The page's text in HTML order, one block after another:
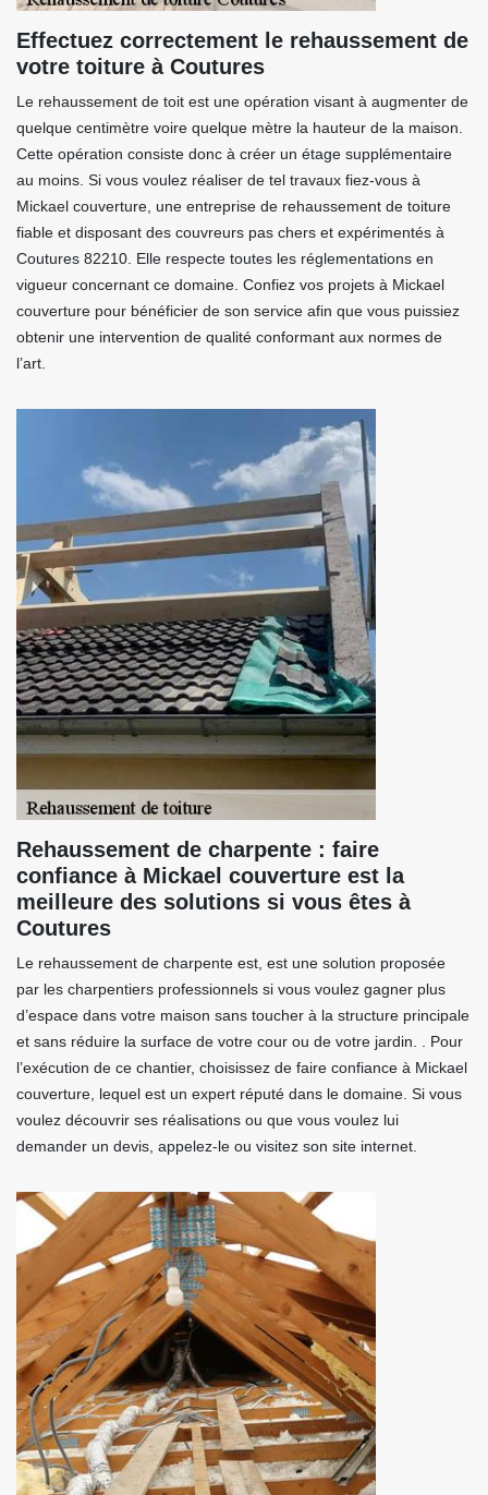
Effectuez correctement le rehaussement de
votre toiture à Coutures
Le rehaussement de toit est une opération visant à augmenter de
quelque centimètre voire quelque mètre la hauteur de la maison.
Cette opération consiste donc à créer un étage supplémentaire
au moins. Si vous voulez réaliser de tel travaux fiez-vous à
Mickael couverture, une entreprise de rehaussement de toiture
fiable et disposant des couvreurs pas chers et expérimentés à
Coutures 82210. Elle respecte toutes les réglementations en
vigueur concernant ce domaine. Confiez vos projets à Mickael
couverture pour bénéficier de son service afin que vous puissiez
obtenir une intervention de qualité conformant aux normes de
l’art.
Rehaussement de charpente : faire
confiance à Mickael couverture est la
meilleure des solutions si vous êtes à
Coutures
Le rehaussement de charpente est, est une solution proposée
par les charpentiers professionnels si vous voulez gagner plus
d’espace dans votre maison sans toucher à la structure principale
et sans réduire la surface de votre cour ou de votre jardin. . Pour
l’exécution de ce chantier, choisissez de faire confiance à Mickael
couverture, lequel est un expert réputé dans le domaine. Si vous
voulez découvrir ses réalisations ou que vous voulez lui
demander un devis, appelez-le ou visitez son site internet.